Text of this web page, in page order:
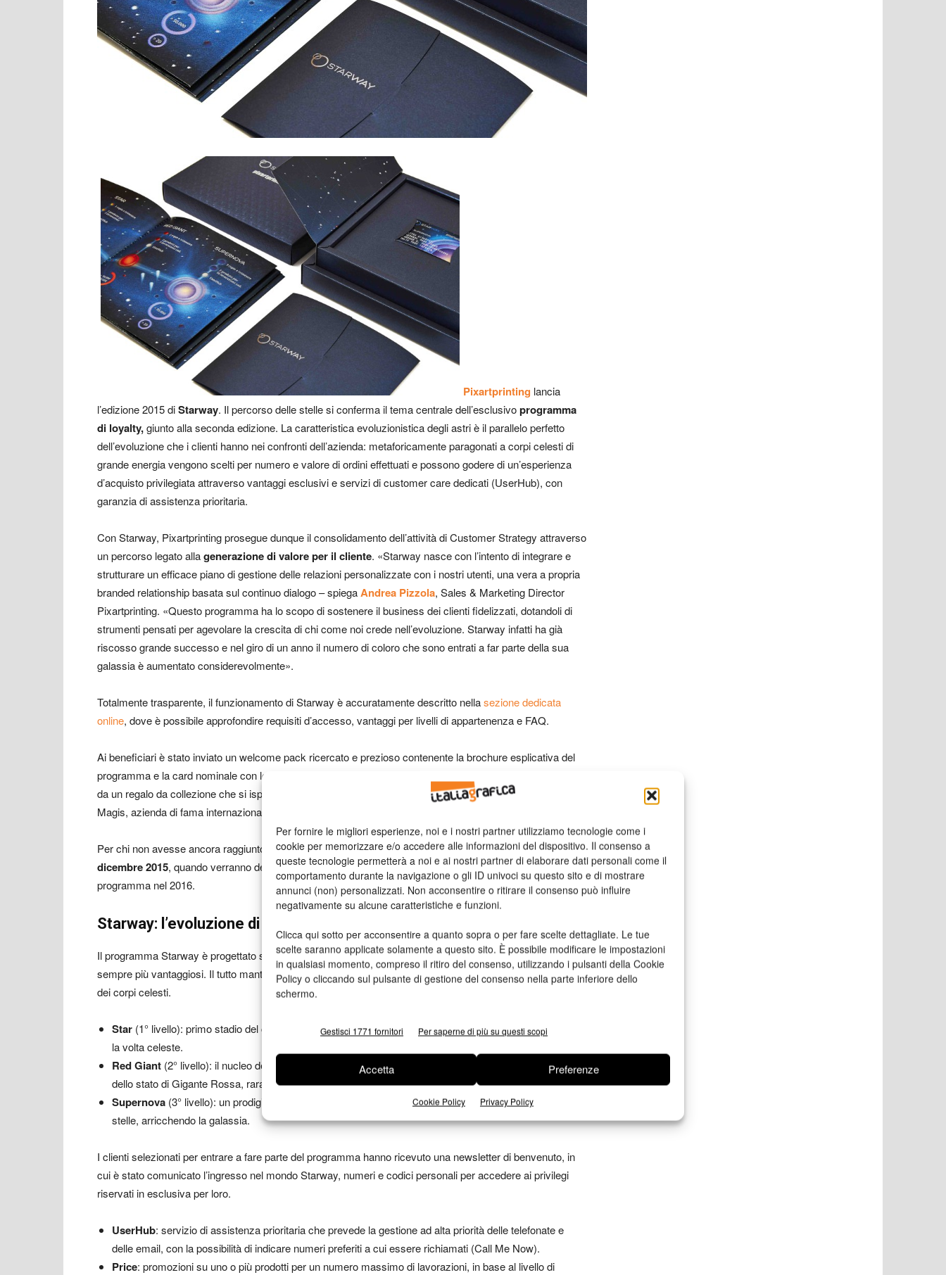
Per fornire le migliori esperienze, noi e i nostri partner utilizziamo tecnologie come i
cookie per memorizzare e/o accedere alle informazioni del dispositivo. Il consenso a
queste tecnologie permetterà a noi e ai nostri partner di elaborare dati personali come il
comportamento durante la navigazione o gli ID univoci su questo sito e di mostrare
annunci (non) personalizzati. Non acconsentire o ritirare il consenso può influire
negativamente su alcune caratteristiche e funzioni.
Clicca qui sotto per acconsentire a quanto sopra o per fare scelte dettagliate. Le tue
scelte saranno applicate solamente a questo sito. È possibile modificare le impostazioni
in qualsiasi momento, compreso il ritiro del consenso, utilizzando i pulsanti della Cookie
Policy o cliccando sul pulsante di gestione del consenso nella parte inferiore dello
schermo.
Gestisci 1771 fornitori Per saperne di più su questi scopi
Accetta Preferenze
Cookie Policy Privacy Policy
Pixartprinting lancia
l’edizione 2015 diStarway. Il percorso delle stelle si conferma il tema centrale dell’esclusivoprogramma
di loyalty,giunto alla seconda edizione. La caratteristica evoluzionistica degli astri è il parallelo perfetto
dell’evoluzione che i clienti hanno nei confronti dell’azienda: metaforicamente paragonati a corpi celesti di
grande energia vengono scelti per numero e valore di ordini effettuati e possono godere di un’esperienza
d’acquisto privilegiata attraverso vantaggi esclusivi e servizi di customer care dedicati (UserHub), con
garanzia di assistenza prioritaria.
Con Starway, Pixartprinting prosegue dunque il consolidamento dell’attività di Customer Strategy attraverso
un percorso legato allagenerazionedi valore per il cliente. «Starway nasce con l’intento di integrare e
strutturare un efficace piano di gestione delle relazioni personalizzate con i nostri utenti, una vera a propria
branded relationship basata sul continuo dialogo – spiegaAndrea Pizzola, Sales & Marketing Director
Pixartprinting. «Questo programma ha lo scopo di sostenere il business dei clienti fidelizzati, dotandoli di
strumenti pensati per agevolare la crescita di chi come noi crede nell’evoluzione. Starway infatti ha già
riscosso grande successo e nel giro di un anno il numero di coloro che sono entrati a far parte della sua
galassia è aumentato considerevolmente».
Totalmente trasparente, il funzionamento di Starway è accuratamente descritto nellasezione dedicata
online, dove è possibile approfondire requisiti d’accesso, vantaggi per livelli di appartenenza e FAQ.
Ai beneficiari è stato inviato un welcome pack ricercato e prezioso contenente la brochure esplicativa del
programma e la card nominale con le chiavi di accesso per usufruire dei privilegi esclusivi accompagnato
da un regalo da collezione che si ispira al design. Il prestigioso brand scelto quest’anno da Pixartprinting è
Magis, azienda di fama internazionale che plasma opere sofisticate, iconiche e affascinanti.
Per chi non avesse ancora raggiunto i requisiti per far parte del mondo Starway l’appuntamento è il31
dicembre 2015, quando verranno definiti i nuovi ingressi e tutte le riconferme valide per la partecipazione al
programma nel 2016.
Starway: l’evoluzione di una stella
Il programma Starway è progettato su tre livelli di appartenenza, ognuno con benefit e servizi esclusivi,
sempre più vantaggiosi. Il tutto mantenendo la metafora scelta da Pixartprinting, che ripercorre l’evoluzione
dei corpi celesti.
Star (1° livello): primo stadio del cammino di una stella, un astro che genera grande energia, illuminando
la volta celeste.
Red Giant (2° livello): il nucleo della stella si riscalda ed espande la superficie fino al raggiungimento
dello stato di Gigante Rossa, rara e di enormi dimensioni.
Supernova (3° livello): un prodigioso spettacolo, che con la sua luminosità favorisce la nascita di nuove
stelle, arricchendo la galassia.
I clienti selezionati per entrare a fare parte del programma hanno ricevuto una newsletter di benvenuto, in
cui è stato comunicato l’ingresso nel mondo Starway, numeri e codici personali per accedere ai privilegi
riservati in esclusiva per loro.
UserHub: servizio di assistenza prioritaria che prevede la gestione ad alta priorità delle telefonate e
delle email, con la possibilità di indicare numeri preferiti a cui essere richiamati (Call Me Now).
Price: promozioni su uno o più prodotti per un numero massimo di lavorazioni, in base al livello di